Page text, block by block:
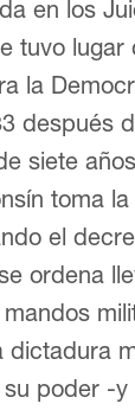
en los
tuvo lugar
la
después
siete
toma la
el
ordena
dictadura
poder -y